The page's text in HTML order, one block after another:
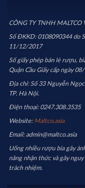
CÔNG TY TNHH MALTCO
Số ĐKKD: 0108090344 do
11/12/2017
Số giấy phép bán lẻ rượu,
Quận Cầu Giấy cấp ngày
Địa chỉ: Số 33 Nguyễn
TP. Hà Nội.
Điện thoại: 0247.308.3535
Website: Maltco.asia
Email: admin@maltco.asia
Uống nhiều rượu bia gây
năng nhận thức và gây
trách nhiệm.